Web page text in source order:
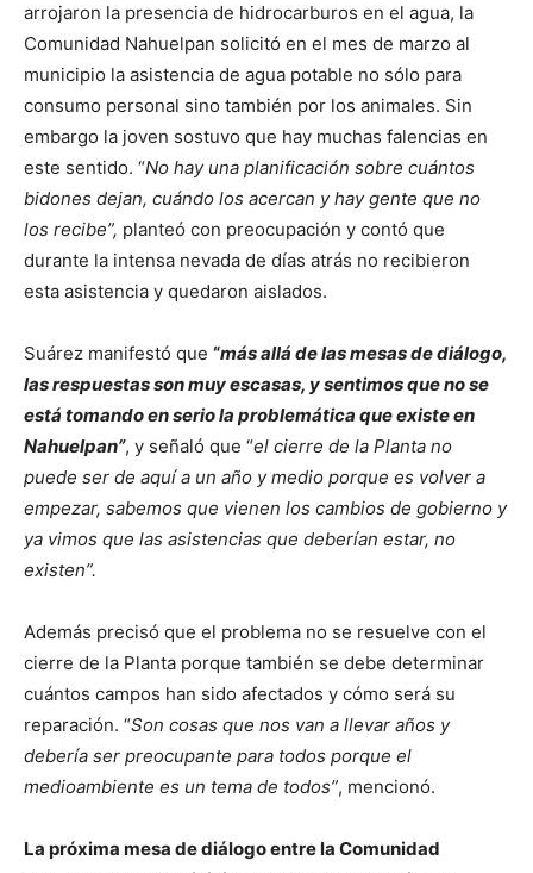
arrojaron la presencia de hidrocarburos en el agua, la
Comunidad Nahuelpan solicitó en el mes de marzo al
municipio la asistencia de agua potable no sólo para
consumo personal sino también por los animales. Sin
embargo la joven sostuvo que hay muchas falencias en
este sentido. “No hay una planificación sobre cuántos
bidones dejan, cuándo los acercan y hay gente que no
los recibe”, planteó con preocupación y contó que
durante la intensa nevada de días atrás no recibieron
esta asistencia y quedaron aislados.
Suárez manifestó que “más allá de las mesas de diálogo,
las respuestas son muy escasas, y sentimos que no se
está tomando en serio la problemática que existe en
Nahuelpan”, y señaló que “el cierre de la Planta no
puede ser de aquí a un año y medio porque es volver a
empezar, sabemos que vienen los cambios de gobierno y
ya vimos que las asistencias que deberían estar, no
existen”.
Además precisó que el problema no se resuelve con el
cierre de la Planta porque también se debe determinar
cuántos campos han sido afectados y cómo será su
reparación. “Son cosas que nos van a llevar años y
debería ser preocupante para todos porque el
medioambiente es un tema de todos”, mencionó.
La próxima mesa de diálogo entre la Comunidad